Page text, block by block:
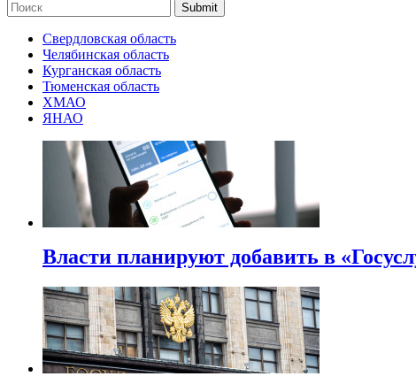
Submit
Свердловская область
Челябинская область
Курганская область
Тюменская область
ХМАО
ЯНАО
Власти планируют добавить в